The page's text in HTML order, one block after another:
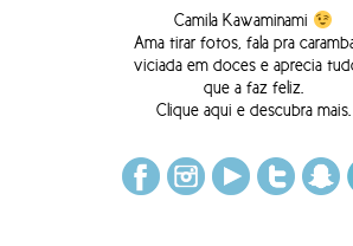
Camila Kawaminami
Ama tirar fotos, fala pra
viciada em doces e aprecia
que a faz feliz.
Clique aqui e descubra mais.